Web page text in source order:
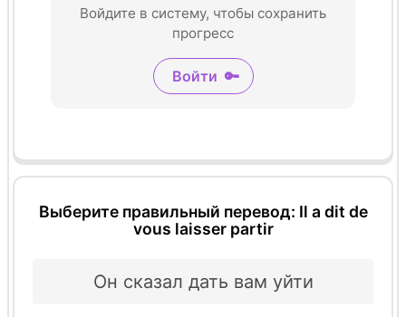
Войдите в систему, чтобы сохранить
прогресс
Войти 🔑
Выберите правильный перевод: Il a dit de
vous laisser partir
Он сказал дать вам уйти